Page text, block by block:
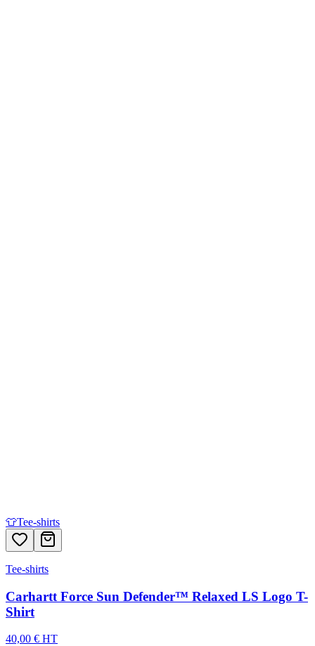
👕Tee-shirts
Tee-shirts
Carhartt Force Sun Defender™ Relaxed LS Logo T-
Shirt
40,00 € HT